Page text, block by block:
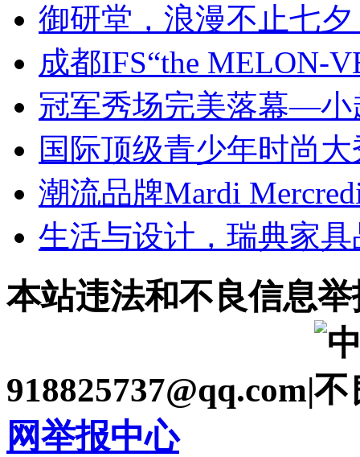
御研堂，浪漫不止七
成都IFS“the MELON-
冠军秀场完美落幕—小
国际顶级青少年时尚
潮流品牌Mardi
生活与设计，瑞典家
本站违法和不良信息
918825737@qq.com|
网举报中心